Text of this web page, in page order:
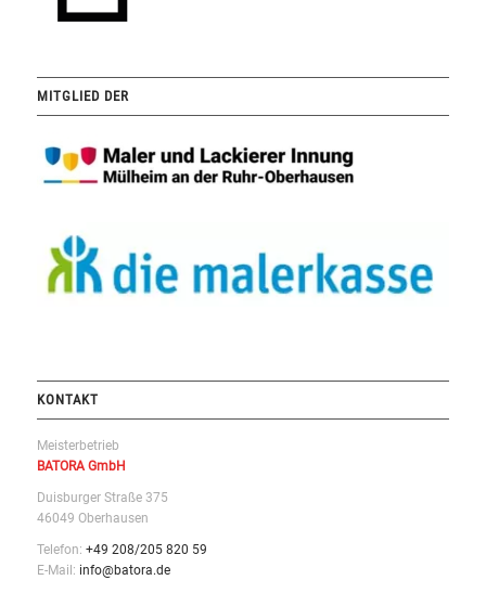
MITGLIED DER
KONTAKT
Meisterbetrieb
BATORA GmbH
Duisburger Straße 375
46049 Oberhausen
Telefon: +49 208/205 820 59
E-Mail: info@batora.de